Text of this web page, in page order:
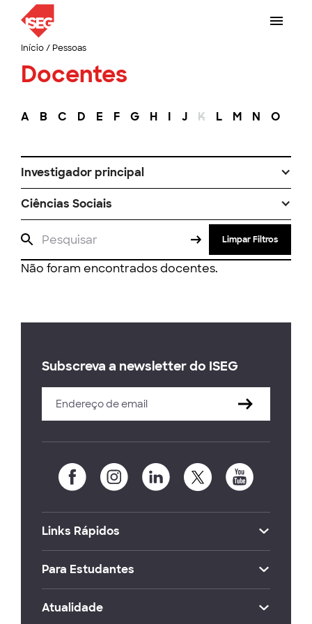
Início/ Pessoas
Docentes
A B C D E F G H I J K L M N O
Investigador principal
Ciências Sociais
Limpar Filtros
Não foram encontrados docentes.
Subscreva a newsletter do ISEG
Links Rápidos
Para Estudantes
Atualidade